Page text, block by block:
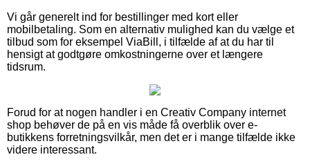
Vi går generelt ind for bestillinger med kort eller
mobilbetaling. Som en alternativ mulighed kan du vælge et
tilbud som for eksempel ViaBill, i tilfælde af at du har til
hensigt at godtgøre omkostningerne over et længere
tidsrum.
Forud for at nogen handler i en Creativ Company internet
shop behøver de på en vis måde få overblik over e-
butikkens forretningsvilkår, men det er i mange tilfælde ikke
videre interessant.